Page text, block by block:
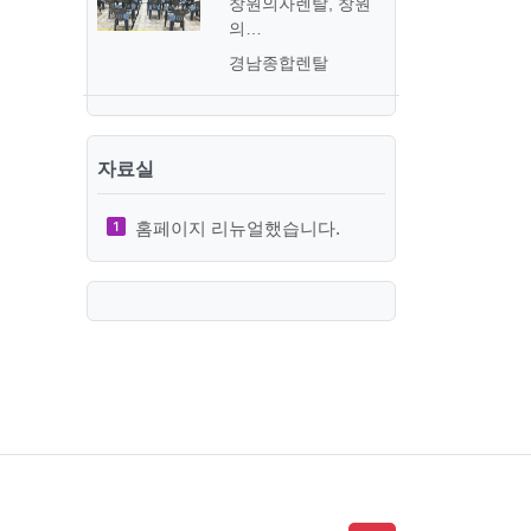
의…
경남종합렌탈
자료실
홈페이지 리뉴얼했습니다.